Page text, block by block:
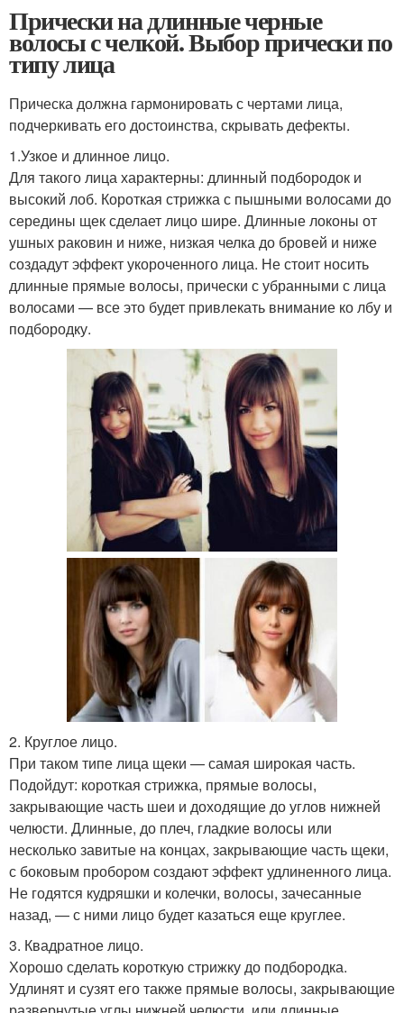
Прически на длинные черные
волосы с челкой. Выбор прически по
типу лица
Прическа должна гармонировать с чертами лица,
подчеркивать его достоинства, скрывать дефекты.
1.Узкое и длинное лицо.
Для такого лица характерны: длинный подбородок и
высокий лоб. Короткая стрижка с пышными волосами до
середины щек сделает лицо шире. Длинные локоны от
ушных раковин и ниже, низкая челка до бровей и ниже
создадут эффект укороченного лица. Не стоит носить
длинные прямые волосы, прически с убранными с лица
волосами — все это будет привлекать внимание ко лбу и
подбородку.
2. Круглое лицо.
При таком типе лица щеки — самая широкая часть.
Подойдут: короткая стрижка, прямые волосы,
закрывающие часть шеи и доходящие до углов нижней
челюсти. Длинные, до плеч, гладкие волосы или
несколько завитые на концах, закрывающие часть щеки,
с боковым пробором создают эффект удлиненного лица.
Не годятся кудряшки и колечки, волосы, зачесанные
назад, — с ними лицо будет казаться еще круглее.
3. Квадратное лицо.
Хорошо сделать короткую стрижку до подбородка.
Удлинят и сузят его также прямые волосы, закрывающие